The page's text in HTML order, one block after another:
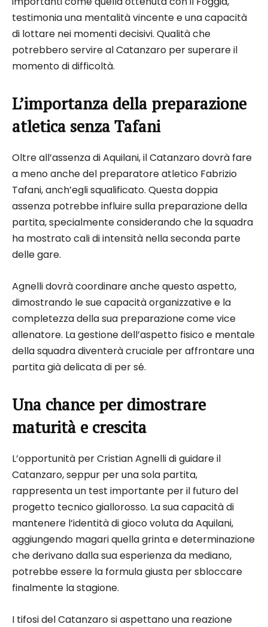
testimonia una mentalità vincente e una capacità
di lottare nei momenti decisivi. Qualità che
potrebbero servire al Catanzaro per superare il
momento di difficoltà.
L’importanza della preparazione
atletica senza Tafani
Oltre all’assenza di Aquilani, il Catanzaro dovrà fare
a meno anche del preparatore atletico Fabrizio
Tafani, anch’egli squalificato. Questa doppia
assenza potrebbe influire sulla preparazione della
partita, specialmente considerando che la squadra
ha mostrato cali di intensità nella seconda parte
delle gare.
Agnelli dovrà coordinare anche questo aspetto,
dimostrando le sue capacità organizzative e la
completezza della sua preparazione come vice
allenatore. La gestione dell’aspetto fisico e mentale
della squadra diventerà cruciale per affrontare una
partita già delicata di per sé.
Una chance per dimostrare
maturità e crescita
L’opportunità per Cristian Agnelli di guidare il
Catanzaro, seppur per una sola partita,
rappresenta un test importante per il futuro del
progetto tecnico giallorosso. La sua capacità di
mantenere l’identità di gioco voluta da Aquilani,
aggiungendo magari quella grinta e determinazione
che derivano dalla sua esperienza da mediano,
potrebbe essere la formula giusta per sbloccare
finalmente la stagione.
I tifosi del Catanzaro si aspettano una reazione